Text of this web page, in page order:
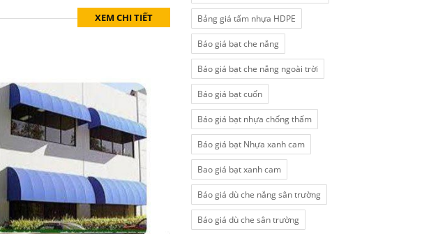
XEM CHI TIẾT Bảng giá tấm nhựa HDPE
Báo giá bạt che nắng
Báo giá bạt che nắng ngoài trời
Báo giá bạt cuốn
Báo giá bạt nhựa chống thấm
Báo giá bạt Nhựa xanh cam
Bao giá bạt xanh cam
Báo giá dù che nắng sân trường
Báo giá dù che sân trường